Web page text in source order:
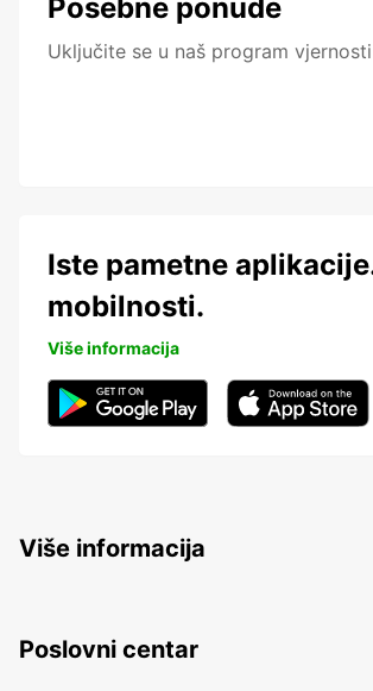
Posebne ponude
Uključite se u naš program vjernosti
Iste pametne
mobilnosti.
Više informacija
Više informacija
Poslovni centar